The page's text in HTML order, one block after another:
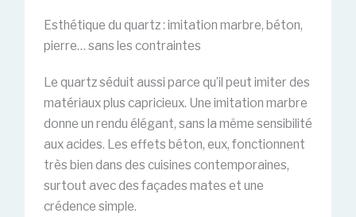
Esthétique du quartz : imitation marbre, béton,
pierre… sans les contraintes
Le quartz séduit aussi parce qu’il peut imiter des
matériaux plus capricieux. Une imitation marbre
donne un rendu élégant, sans la même sensibilité
aux acides. Les effets béton, eux, fonctionnent
très bien dans des cuisines contemporaines,
surtout avec des façades mates et une
crédence simple.